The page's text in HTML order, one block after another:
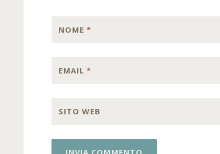
NOME*
EMAIL*
SITO WEB